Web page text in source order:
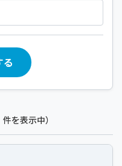
る
件を表示中）